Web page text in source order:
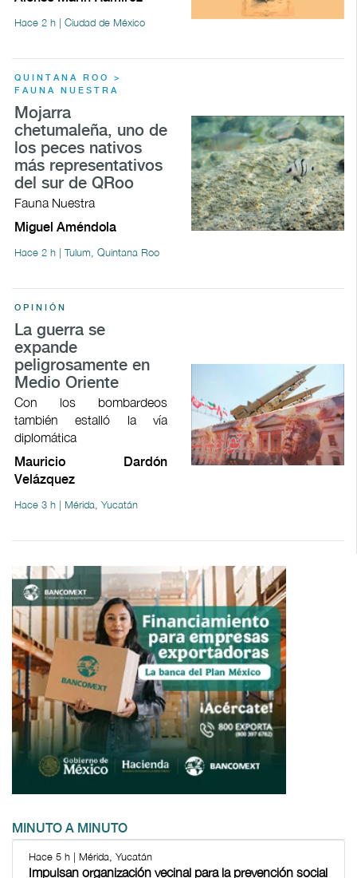
Hace 2 h | Ciudad de México
QUINTANA ROO >
FAUNA NUESTRA
Mojarra
chetumaleña, uno de
los peces nativos
más representativos
del sur de QRoo
Fauna Nuestra
Miguel Améndola
Hace 2 h | Tulum, Quintana Roo
OPINIÓN
La guerra se
expande
peligrosamente en
Medio Oriente
Con los bombardeos
también estalló la vía
diplomática
Mauricio Dardón
Velázquez
Hace 3 h | Mérida, Yucatán
MINUTO A MINUTO
Hace 5 h | Mérida, Yucatán
Impulsan organización vecinal para la prevención social